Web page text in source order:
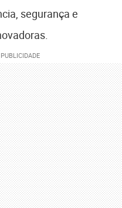
segurança e